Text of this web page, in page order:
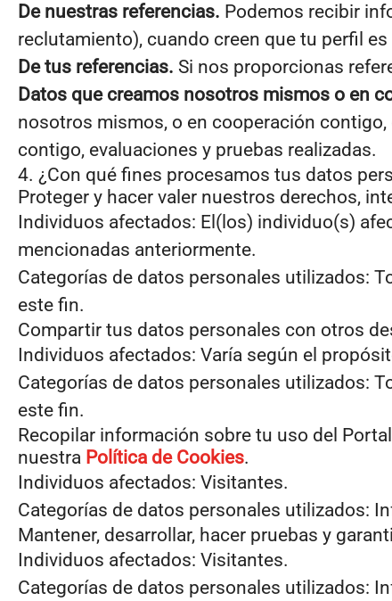
De nuestras referencias. Podemos recibir
reclutamiento), cuando creen que tu perfil
De tus referencias. Si nos proporcionas
Datos que creamos nosotros mismos o en
nosotros mismos, o en cooperación
contigo, evaluaciones y pruebas realizadas.
4. ¿Con qué fines procesamos tus datos
Proteger y hacer valer nuestros derechos,
Individuos afectados: El(los) individuo(s)
mencionadas anteriormente.
Categorías de datos personales utilizados:
este fin.
Compartir tus datos personales con otros
Individuos afectados: Varía según el
Categorías de datos personales utilizados:
este fin.
Recopilar información sobre tu uso del
nuestra Política de Cookies.
Individuos afectados: Visitantes.
Categorías de datos personales utilizados:
Mantener, desarrollar, hacer pruebas y
Individuos afectados: Visitantes.
Categorías de datos personales utilizados: